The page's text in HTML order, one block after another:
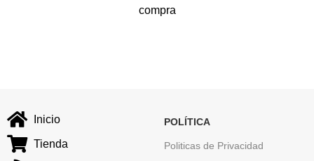
compra
Inicio
Tienda
POLÍTICA
Politicas de Privacidad